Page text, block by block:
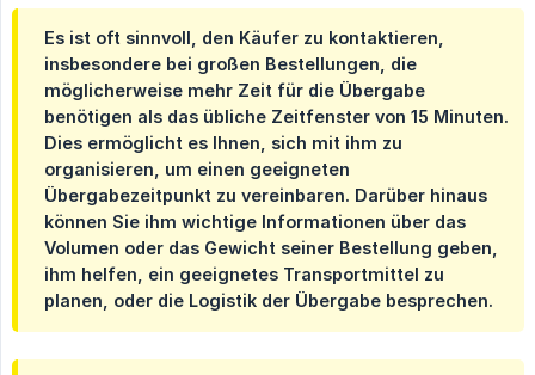
Es ist oft sinnvoll, den Käufer zu kontaktieren,
insbesondere bei großen Bestellungen, die
möglicherweise mehr Zeit für die Übergabe
benötigen als das übliche Zeitfenster von 15 Minuten.
Dies ermöglicht es Ihnen, sich mit ihm zu
organisieren, um einen geeigneten
Übergabezeitpunkt zu vereinbaren. Darüber hinaus
können Sie ihm wichtige Informationen über das
Volumen oder das Gewicht seiner Bestellung geben,
ihm helfen, ein geeignetes Transportmittel zu
planen, oder die Logistik der Übergabe besprechen.